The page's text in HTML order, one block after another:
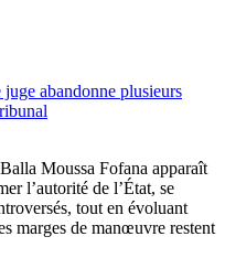
abandonne plusieurs
Moussa Fofana apparaît
l’autorité de l’État, se
tout en évoluant
marges de manœuvre restent